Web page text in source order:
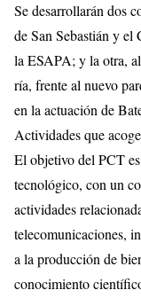
Se desarrollarán dos
de San Sebastián y
la ESAPA; y la otra,
ría, frente al nuevo
en la actuación de
Actividades que
El objetivo del PCT
tecnológico, con un
actividades
telecomunicaciones,
a la producción de
conocimiento